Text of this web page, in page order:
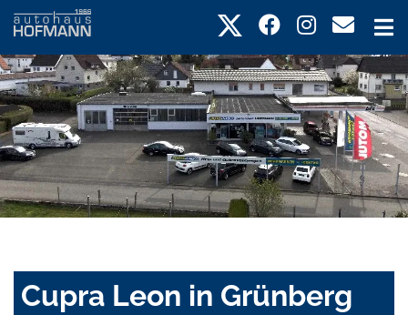
Cupra Leon in Grünberg